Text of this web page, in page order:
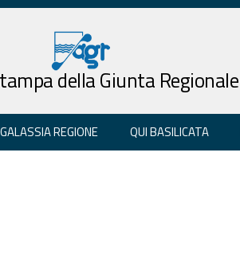
della Giunta Regionale
GALASSIA REGIONE QUI BASILICATA